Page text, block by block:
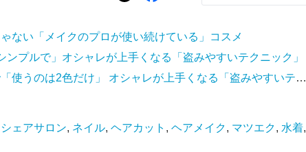
ない「メイクのプロが使い続けている」コスメ
ンプルで」オシャレが上手くなる「盗みやすいテクニック」
服も着方もシンプルで「使うのは2色だけ」 オシャレが上手くなる「盗みやすいテクニック」
シェアサロン, ネイル, ヘアカット , ヘアメイク, マツエク, 水着,